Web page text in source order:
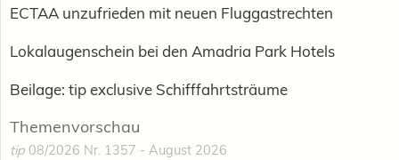
ECTAA unzufrieden mit neuen Fluggastrechten
Lokalaugenschein bei den Amadria Park Hotels
Beilage: tip exclusive Schifffahrtsträume
Themenvorschau
tip 08/2026 Nr. 1357 - August 2026